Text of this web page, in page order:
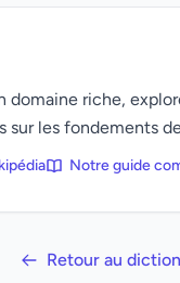
domaine riche,
sur les fondements
Notre guide
Retour au